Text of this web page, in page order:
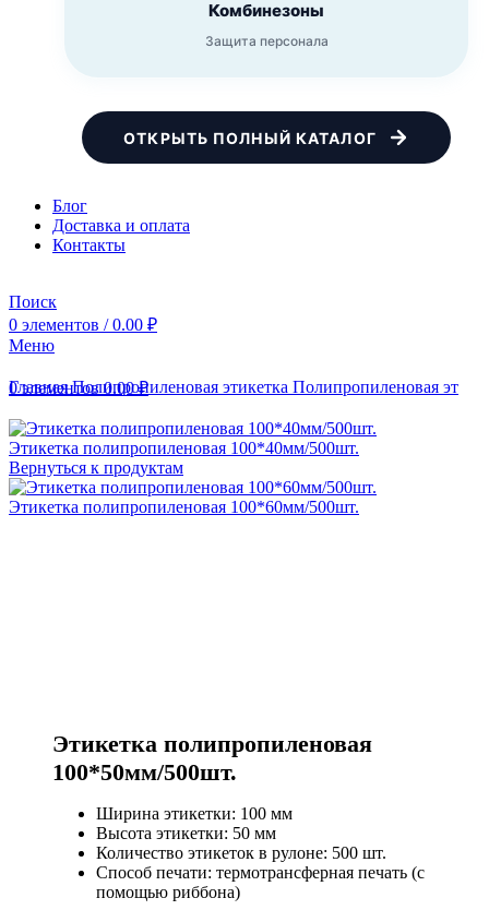
Комбинезоны
Защита персонала
ОТКРЫТЬ ПОЛНЫЙ КАТАЛОГ
Блог
Доставка и оплата
Контакты
Поиск
0 элементов / 0.00 ₽
Меню
0элементов 0.00₽
ГлавнаяПолипропиленовая этикетка Полипропиленовая
Этикетка полипропиленовая 100*40мм/500шт.
Вернуться к продуктам
Этикетка полипропиленовая 100*60мм/500шт.
Этикетка полипропиленовая
100*50мм/500шт.
Ширина этикетки: 100 мм
Высота этикетки: 50 мм
Количество этикеток в рулоне: 500 шт.
Способ печати: термотрансферная печать (с
помощью риббона)